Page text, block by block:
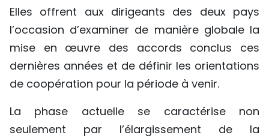
Elles offrent aux dirigeants des deux pays
l’occasion d’examiner de manière globale la
mise en œuvre des accords conclus ces
dernières années et de définir les orientations
de coopération pour la période à venir.
La phase actuelle se caractérise non
seulement par l’élargissement de la